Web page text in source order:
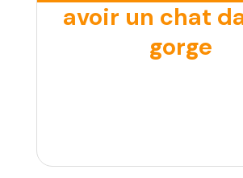
avoir un chat
gorge